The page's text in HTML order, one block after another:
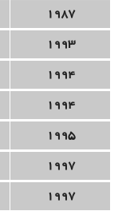
1987
1993
1994
1994
1995
1997
1997